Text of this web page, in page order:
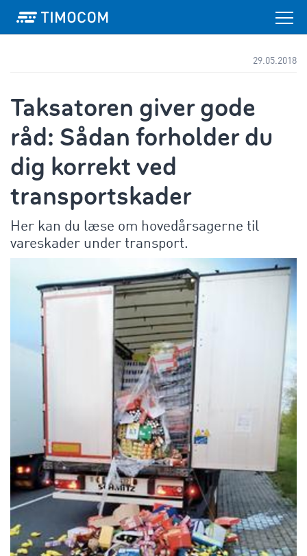
29.05.2018
Taksatoren giver gode
råd: Sådan forholder du
dig korrekt ved
transportskader
Her kan du læse om hovedårsagerne til
vareskader under transport.